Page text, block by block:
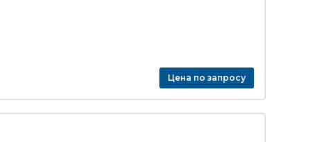
Цена по запросу